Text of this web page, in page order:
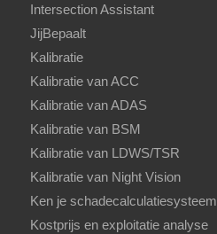
Intersection Assistant
JijBepaalt
Kalibratie
Kalibratie van ACC
Kalibratie van ADAS
Kalibratie van BSM
Kalibratie van LDWS/TSR
Kalibratie van Night Vision
Ken je schadecalculatiesysteem
Kostprijs en exploitatie analyse